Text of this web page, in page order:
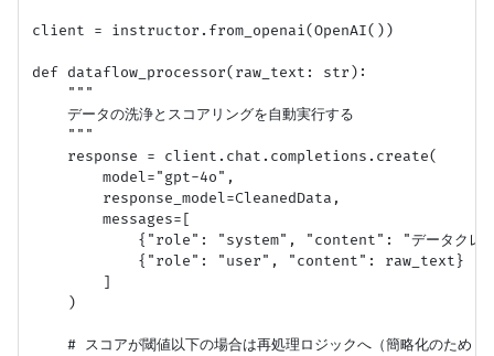
client = instructor.from_openai(OpenAI())
def dataflow_processor(raw_text: str):
    """
    データの洗浄とスコアリングを自動実行する
    """
    response = client.chat.completions.create(
        model="gpt-4o",
        response_model=CleanedData,
        messages=[
{"role": "system", "content": "データクレン
            {"role": "user", "content": raw_text}
        ]
    )
# スコアが閾値以下の場合は再処理ロジックへ（簡略化のためリ